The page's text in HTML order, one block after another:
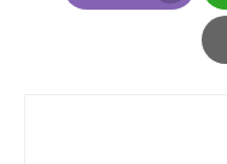
Email